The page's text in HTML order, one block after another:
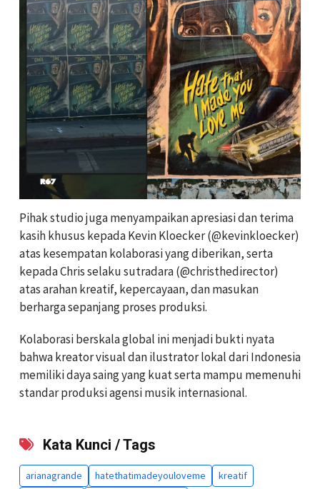
Pihak studio juga menyampaikan apresiasi dan terima
kasih khusus kepada Kevin Kloecker (@kevinkloecker)
atas kesempatan kolaborasi yang diberikan, serta
kepada Chris selaku sutradara (@christhedirector)
atas arahan kreatif, kepercayaan, dan masukan
berharga sepanjang proses produksi.
Kolaborasi berskala global ini menjadi bukti nyata
bahwa kreator visual dan ilustrator lokal dari Indonesia
memiliki daya saing yang kuat serta mampu memenuhi
standar produksi agensi musik internasional.
Kata Kunci / Tags
arianagrande hatethatimadeyouloveme
kreatif